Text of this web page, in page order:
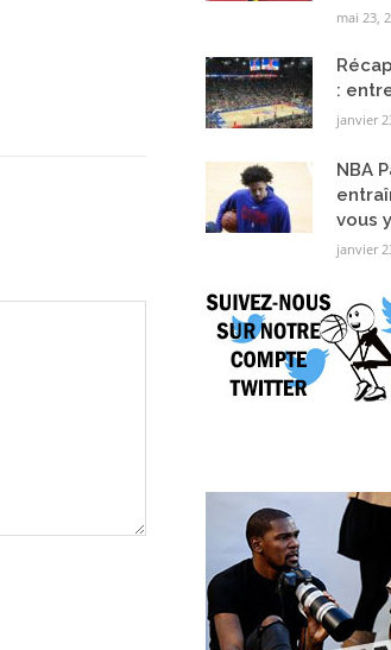
mai 23,
:
janvier
NBA
vous
janvier